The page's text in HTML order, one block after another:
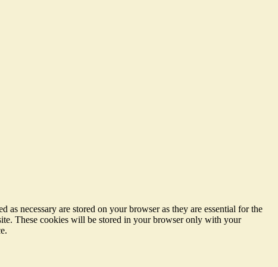
necessary are stored on your browser as they are essential for the
These cookies will be stored in your browser only with your